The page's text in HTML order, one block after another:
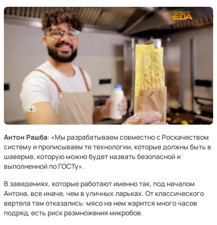
Антон Рашба: «Мы разрабатываем совместно с Роскачеством
систему и прописываем те технологии, которые должны быть в
шаверме, которую можно будет назвать безопасной и
выполненной по ГОСТу».
В заведениях, которые работают именно так, под началом
Антона, все иначе, чем в уличных ларьках. От классического
вертела там отказались: мясо на нем жарится много часов
подряд, есть риск размножения микробов.